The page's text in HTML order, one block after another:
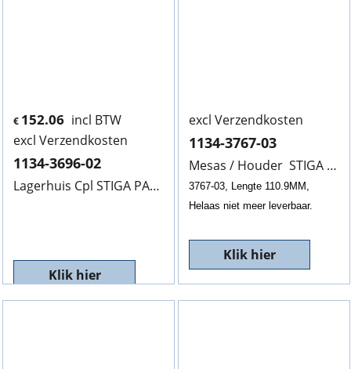
€ 152.06 incl BTW
excl Verzendkosten
1134-3696-02
Lagerhuis Cpl STIGA PARK 1134-3696-02, V.R. LP2
Klik hier
excl Verzendkosten
1134-3767-03
Mesas / Houder STIGA
3767-03, Lengte 110.9MM,
Helaas niet meer leverbaar.
Klik hier